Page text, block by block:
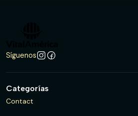
Síguenos
Categorías
Contact